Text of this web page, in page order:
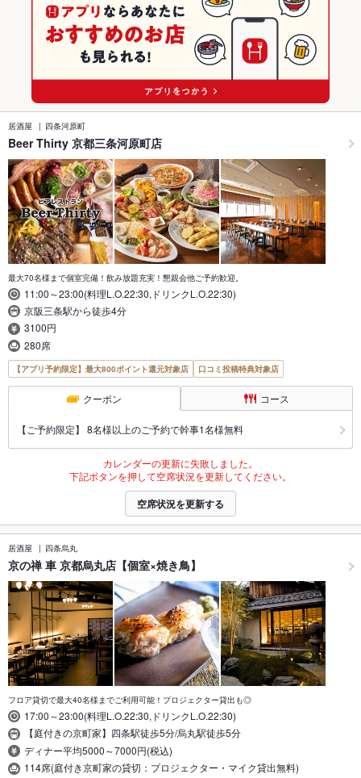
居酒屋 四条河原町
Beer Thirty 京都三条河原町店
最大70名様まで個室完備！飲み放題充実！懇親会他ご予約歓迎。
11:00～23:00(料理L.O.22:30,ドリンクL.O.22:30)
京阪三条駅から徒歩4分
3100円
280席
【アプリ予約限定】最大800ポイント還元対象店 口コミ投稿特典対象店
クーポン コース
【ご予約限定】 8名様以上のご予約で幹事1名様無料
カレンダーの更新に失敗しました。
下記ボタンを押して空席状況を更新してください。
空席状況を更新する
居酒屋 四条烏丸
京の禅 車 京都烏丸店【個室×焼き鳥】
フロア貸切で最大40名様までご利用可能！プロジェクター貸出も◎
17:00～23:00(料理L.O.22:30,ドリンクL.O.22:30)
【庭付きの京町家】四条駅徒歩5分/烏丸駅徒歩5分
ディナー平均5000～7000円(税込)
114席(庭付き京町家の貸切：プロジェクター・マイク貸出無料)